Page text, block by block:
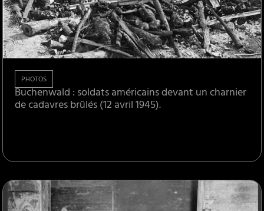
PHOTOS
Buchenwald : soldats américains devant un charnier
de cadavres brûlés (12 avril 1945).